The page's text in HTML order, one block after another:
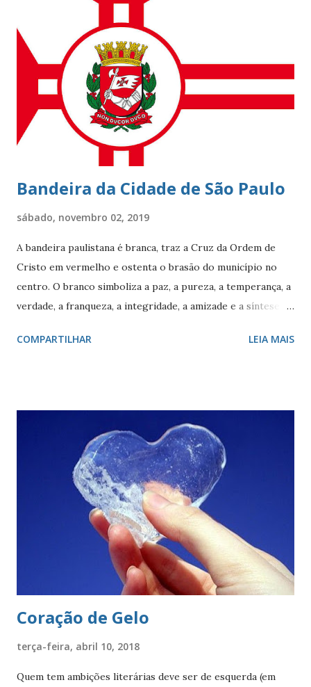
localidade uma das mais cobiçadas da cidade e um dos
bairros mais caros do país. No último dia 26 de julho, o
Leblon completou 100 anos de histórias. Francisca Ornellas
Teles e Charles Le Blond Charles Le Blond, 1804-1880,
chegou ao Rio de Janeiro em 1830, proveniente de
Marselha fundando a empresa ‘Navegação Aliança’ com a
finalidade de explor...
Bandeira da Cidade de São Paulo
sábado, novembro 02, 2019
A bandeira paulistana é branca, traz a Cruz da Ordem de
Cristo em vermelho e ostenta o brasão do município no
centro. O branco simboliza a paz, a pureza, a temperança, a
verdade, a franqueza, a integridade, a amizade e a síntese
valor, a galhardia, a generosidade e a honra. A cruz evoca a
Paulo. O brasão consiste num braço armado empunhando
um pendão branco, de de quatro pontas farpadas,
ostentando a cruz da Ordem de Cristo. O pendão está
fixado em uma haste lanceada, em prata. Encimando o
escudo há uma coroa em ouro, com quatro torres, três
ameias, com uma porta cada. Suportes: dois ramos de café,
frutificados, na sua cor natural. Divisa: ‘Non ducor duco’
(não sou conduzido, conduzo). . A cr...
COMPARTILHAR LEIA MAIS
Coração de Gelo
terça-feira, abril 10, 2018
Quem tem ambições literárias deve ser de esquerda (em